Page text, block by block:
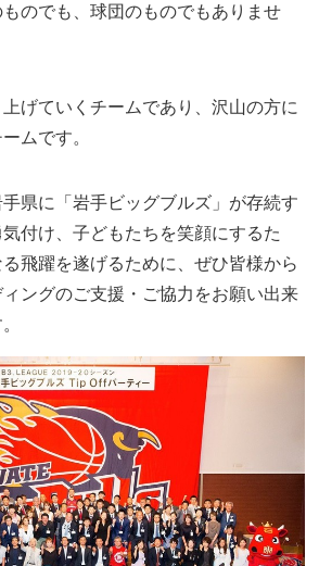
のでも、球団のものでもありませ
げていくチームであり、沢山の方に
ムです。
県に「岩手ビッグブルズ」が存続す
付け、子どもたちを笑顔にするた
飛躍を遂げるために、ぜひ皆様から
ングのご支援・ご協力をお願い出来